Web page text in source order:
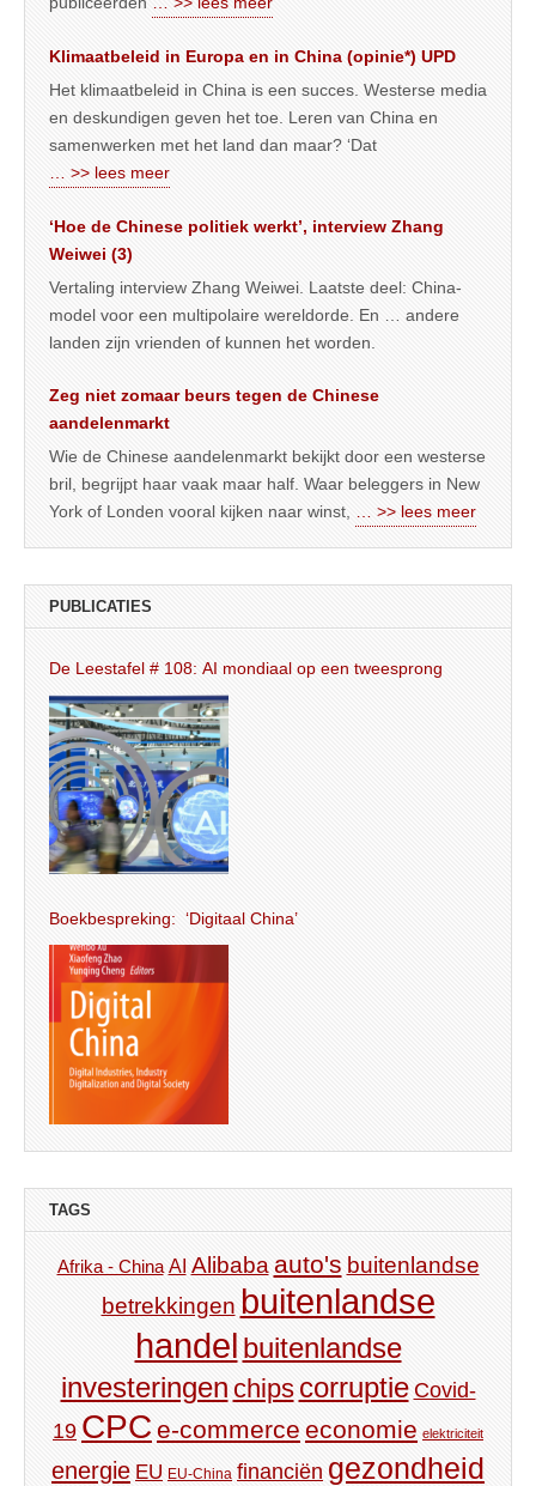
Klimaatbeleid in Europa en in China (opinie*) UPD
Het klimaatbeleid in China is een succes. Westerse media
en deskundigen geven het toe. Leren van China en
samenwerken met het land dan maar? ‘Dat
… >> lees meer
‘Hoe de Chinese politiek werkt’, interview Zhang
Weiwei (3)
Vertaling interview Zhang Weiwei. Laatste deel: China-
model voor een multipolaire wereldorde. En … andere
landen zijn vrienden of kunnen het worden.
Zeg niet zomaar beurs tegen de Chinese
aandelenmarkt
Wie de Chinese aandelenmarkt bekijkt door een westerse
bril, begrijpt haar vaak maar half. Waar beleggers in New
York of Londen vooral kijken naar winst,
… >> lees meer
PUBLICATIES
De Leestafel # 108: AI mondiaal op een tweesprong
Boekbespreking: ‘Digitaal China’
TAGS
Afrika - China AI Alibaba auto's buitenlandse
betrekkingen buitenlandse
handel buitenlandse
investeringen chips corruptie Covid-
19 CPC e-commerce economie elektriciteit
energie EU EU-China financiën gezondheid